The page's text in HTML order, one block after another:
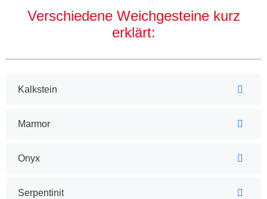
Verschiedene Weichgesteine kurz
erklärt:
Kalkstein
Marmor
Onyx
Serpentinit